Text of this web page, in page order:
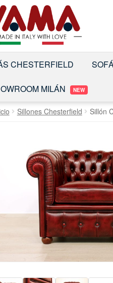
CHESTERFIELD
MILÁN NEW
Sillones Chesterfield Sillón